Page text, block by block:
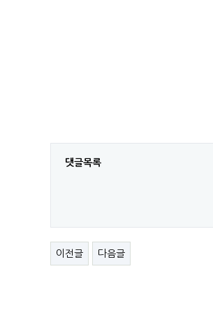
댓글목록
이전글 다음글